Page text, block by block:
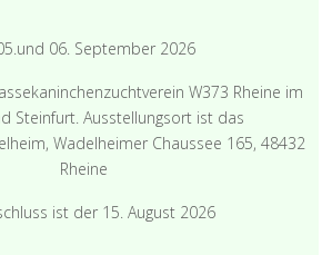
06. September 2026
W373 Rheine im
Steinfurt. Ausstellungsort ist das
Wadelheimer Chaussee 165, 48432
Rheine
ist der 15. August 2026